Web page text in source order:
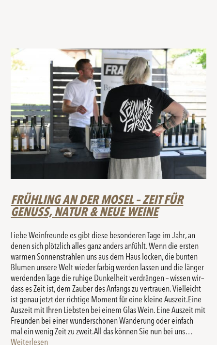
FRÜHLING AN DER MOSEL – ZEIT FÜR
GENUSS, NATUR & NEUE WEINE
Liebe Weinfreunde es gibt diese besonderen Tage im Jahr, an
denen sich plötzlich alles ganz anders anfühlt. Wenn die ersten
warmen Sonnenstrahlen uns aus dem Haus locken, die bunten
Blumen unsere Welt wieder farbig werden lassen und die länger
werdenden Tage die ruhige Dunkelheit verdrängen – wissen wir–
dass es Zeit ist, dem Zauber des Anfangs zu vertrauen. Vielleicht
ist genau jetzt der richtige Moment für eine kleine Auszeit.Eine
Auszeit mit Ihren Liebsten bei einem Glas Wein. Eine Auszeit mit
Freunden bei einer wunderschönen Wanderung oder einfach
mal ein wenig Zeit zu zweit.All das können Sie nun bei uns…
Weiterlesen